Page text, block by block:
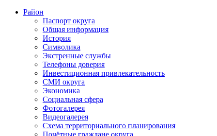
Район
Паспорт округа
Общая информация
История
Символика
Экстренные службы
Телефоны доверия
Инвестиционная привлекательность
СМИ округа
Экономика
Социальная сфера
Фотогалерея
Видеогалерея
Схема территориального планирования
Почётные граждане округа